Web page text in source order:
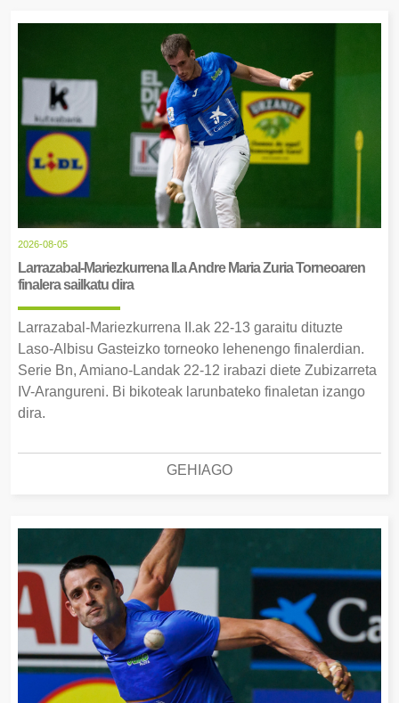
2026-08-05
Larrazabal-Mariezkurrena II.a Andre Maria Zuria Torneoaren
finalera sailkatu dira
Larrazabal-Mariezkurrena II.ak 22-13 garaitu dituzte
Laso-Albisu Gasteizko torneoko lehenengo finalerdian.
Serie Bn, Amiano-Landak 22-12 irabazi diete Zubizarreta
IV-Arangureni. Bi bikoteak larunbateko finaletan izango
dira.
GEHIAGO